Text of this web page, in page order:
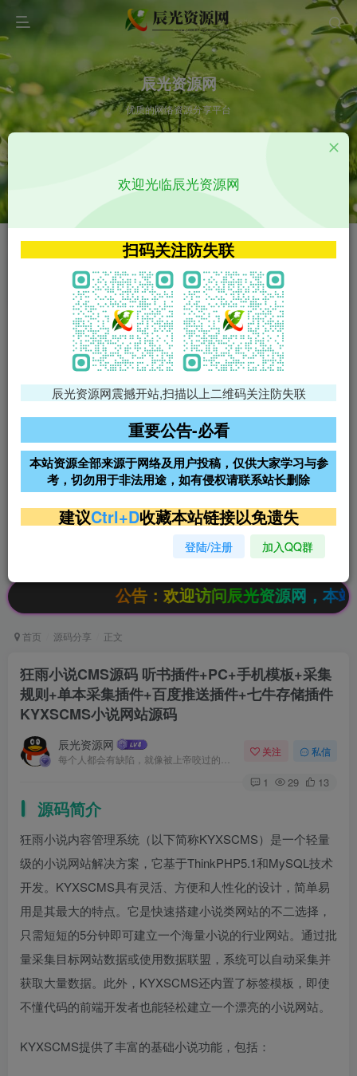
辰光资源网
优质的网络资源分享平台
VIP特权介绍 APP源码
VIP特权介绍
火
VIP特权介绍
影视源码
影视源码
免费领支付宝红包
腾讯轻量4核4G3M服务器38元/
阿里云2核2G200M服务器68元/
年
雨云高防免备案服务器
超低价文字广告位招租 超低价文字广告位招租
超低价文字广告位招租
公告：欢迎访问辰光资源网，本站会员限时
首页 源码分享 正文
狂雨小说CMS源码 听书插件+PC+手机模板+采集
规则+单本采集插件+百度推送插件+七牛存储插件
KYXSCMS小说网站源码
辰光资源网 关注 私信
1 29 13
源码简介
狂雨小说内容管理系统（以下简称KYXSCMS）是一个轻量
级的小说网站解决方案，它基于ThinkPHP5.1和MySQL技术
开发。KYXSCMS具有灵活、方便和人性化的设计，简单易
用是其最大的特点。它是快速搭建小说类网站的不二选择，
只需短短的5分钟即可建立一个海量小说的行业网站。通过批
量采集目标网站数据或使用数据联盟，系统可以自动采集并
获取大量数据。此外，KYXSCMS还内置了标签模板，即使
不懂代码的前端开发者也能轻松建立一个漂亮的小说网站。
KYXSCMS提供了丰富的基础小说功能，包括：
欢迎光临辰光资源网
扫码关注防失联
辰光资源网震撼开站,扫描以上二维码关注防失联
重要公告-必看
本站资源全部来源于网络及用户投稿，仅供大家学习与参
考，切勿用于非法用途，如有侵权请联系站长删除
建议Ctrl+D收藏本站链接以免遗失
登陆/注册 加入QQ群